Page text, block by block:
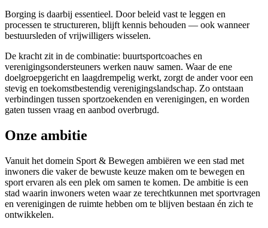
Borging is daarbij essentieel. Door beleid vast te leggen en
processen te structureren, blijft kennis behouden — ook wanneer
bestuursleden of vrijwilligers wisselen.
De kracht zit in de combinatie: buurtsportcoaches en
verenigingsondersteuners werken nauw samen. Waar de ene
doelgroepgericht en laagdrempelig werkt, zorgt de ander voor een
stevig en toekomstbestendig verenigingslandschap. Zo ontstaan
verbindingen tussen sportzoekenden en verenigingen, en worden
gaten tussen vraag en aanbod overbrugd.
Onze ambitie
Vanuit het domein Sport & Bewegen ambiëren we een stad met
inwoners die vaker de bewuste keuze maken om te bewegen en
sport ervaren als een plek om samen te komen. De ambitie is een
stad waarin inwoners weten waar ze terechtkunnen met sportvragen
en verenigingen de ruimte hebben om te blijven bestaan én zich te
ontwikkelen.